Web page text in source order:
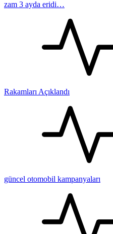
zam 3 ayda eridi…
Rakamları Açıklandı
güncel otomobil kampanyaları